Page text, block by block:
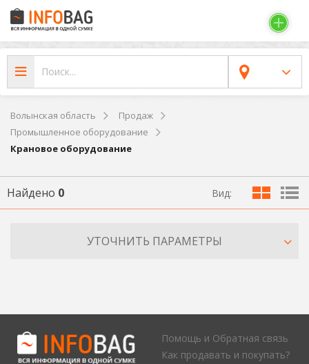
Волынская область
Продаж
Промышленное оборудование
Крановое оборудование
Найдено 0 Вид:
УТОЧНИТЬ ПАРАМЕТРЫ
Помощь и Обратная связь
Как продавать и покупать?